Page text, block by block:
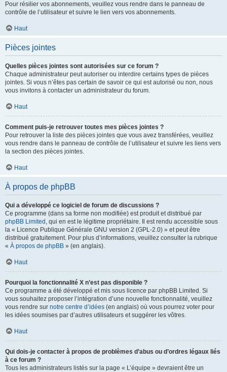
Pour résilier vos abonnements, veuillez vous rendre dans le panneau de
contrôle de l’utilisateur et suivre le lien vers vos abonnements.
Haut
Pièces jointes
Quelles pièces jointes sont autorisées sur ce forum ?
Chaque administrateur peut autoriser ou interdire certains types de pièces
jointes. Si vous n’êtes pas certain de savoir ce qui est autorisé ou non, nous
vous invitons à contacter un administrateur du forum.
Haut
Comment puis-je retrouver toutes mes pièces jointes ?
Pour retrouver la liste des pièces jointes que vous avez transférées, veuillez
vous rendre dans le panneau de contrôle de l’utilisateur et suivre les liens vers
la section des pièces jointes.
Haut
À propos de phpBB
Qui a développé ce logiciel de forum de discussions ?
Ce programme (dans sa forme non modifiée) est produit et distribué par
phpBB Limited , qui en est le légitime propriétaire. Il est rendu accessible sous
la « Licence Publique Générale GNU version 2 (GPL-2.0) » et peut être
distribué gratuitement. Pour plus d’informations, veuillez consulter la rubrique
« À propos de phpBB » (en anglais).
Haut
Pourquoi la fonctionnalité X n’est pas disponible ?
Ce programme a été développé et mis sous licence par phpBB Limited. Si
vous souhaitez proposer l’intégration d’une nouvelle fonctionnalité, veuillez
vous rendre sur notre centre d’idées (en anglais) où vous pourrez voter pour
les idées soumises par d’autres utilisateurs et suggérer les vôtres.
Haut
Qui dois-je contacter à propos de problèmes d’abus ou d’ordres légaux liés
à ce forum ?
Tous les administrateurs listés sur la page « L’équipe » devraient être un